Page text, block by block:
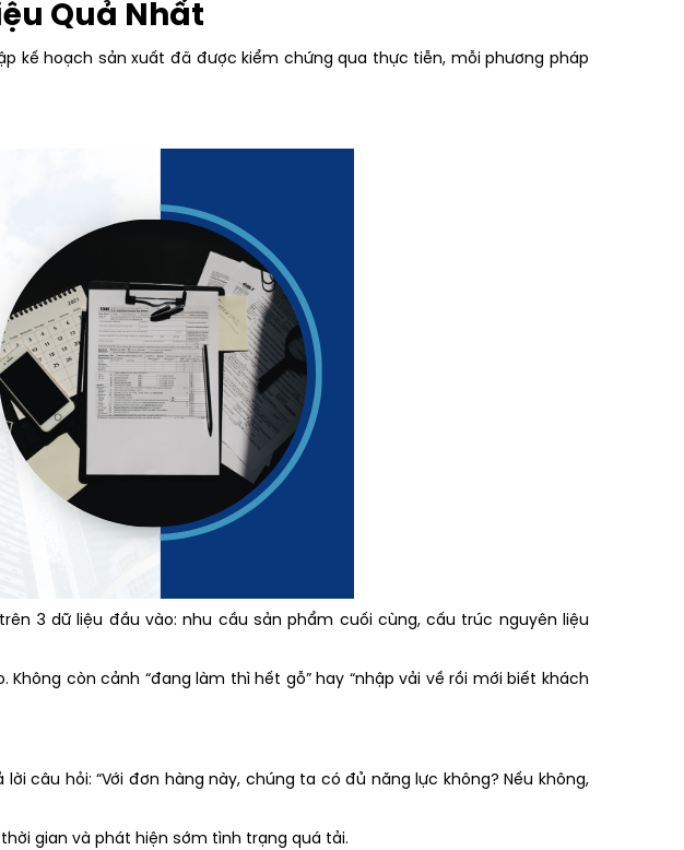
Quả Nhất
kế hoạch sản xuất đã được kiểm chứng qua thực tiễn, mỗi phương pháp
3 dữ liệu đầu vào: nhu cầu sản phẩm cuối cùng, cấu trúc nguyên liệu
còn cảnh “đang làm thì hết gỗ” hay “nhập vải về rồi mới biết khách
câu hỏi: “Với đơn hàng này, chúng ta có đủ năng lực không? Nếu không,
gian và phát hiện sớm tình trạng quá tải.